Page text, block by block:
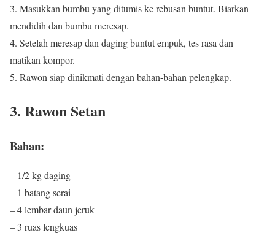
3. Masukkan bumbu yang ditumis ke rebusan buntut. Biarkan
mendidih dan bumbu meresap.
4. Setelah meresap dan daging buntut empuk, tes rasa dan
matikan kompor.
5. Rawon siap dinikmati dengan bahan-bahan pelengkap.
3. Rawon Setan
Bahan:
– 1/2 kg daging
– 1 batang serai
– 4 lembar daun jeruk
– 3 ruas lengkuas